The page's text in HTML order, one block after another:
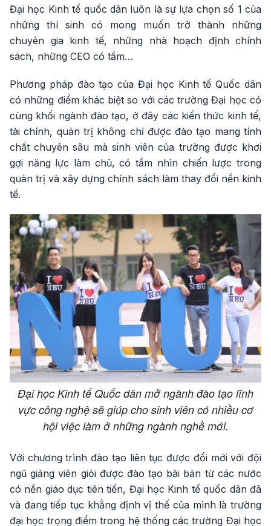
Đại học Kinh tế quốc dân luôn là sự lựa chọn số 1 của
những thí sinh có mong muốn trở thành những
chuyên gia kinh tế, những nhà hoạch định chính
sách, những CEO có tầm…
Phương pháp đào tạo của Đại học Kinh tế Quốc dân
có những điểm khác biệt so với các trường Đại học có
cùng khối ngành đào tạo, ở đây các kiến thức kinh tế,
tài chính, quản trị không chỉ được đào tạo mang tính
chất chuyên sâu mà sinh viên của trường được khơi
gợi năng lực làm chủ, có tầm nhìn chiến lược trong
quản trị và xây dựng chính sách làm thay đổi nền kinh
tế.
Đại học Kinh tế Quốc dân mở ngành đào tạo lĩnh
vực công nghệ sẽ giúp cho sinh viên có nhiều cơ
hội việc làm ở những ngành nghề mới.
Với chương trình đào tạo liên tục được đổi mới vởi đội
ngũ giảng viên giỏi được đào tạo bài bản từ các nước
có nền giáo dục tiên tiến, Đại học Kinh tế quốc dân đã
và đang tiếp tục khẳng định vị thế của mình là trường
đại học trọng điểm trong hệ thống các trường Đại học